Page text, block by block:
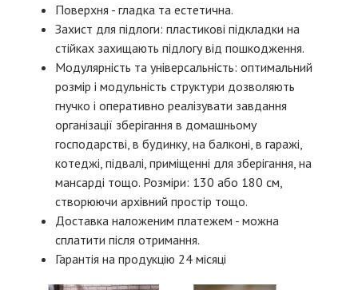
Поверхня - гладка та естетична.
Захист для підлоги: пластикові підкладки на
стійках захищають підлогу від пошкодження.
Модулярність та універсальність: оптимальний
розмір і модульність структури дозволяють
гнучко і оперативно реалізувати завдання
організації зберігання в домашньому
господарстві, в будинку, на балконі, в гаражі,
котеджі, підвалі, приміщенні для зберігання, на
мансарді тощо. Розміри: 130 або 180 см,
створюючи архівний простір тощо.
Доставка наложеним платежем - можна
сплатити після отримання.
Гарантія на продукцію 24 місяці